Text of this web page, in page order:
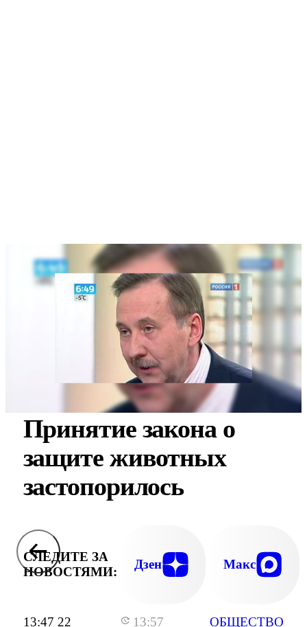
13:47 22
13:57
ОБЩЕСТВО
Принятие закона о
защите животных
застопорилось
СЛЕДИТЕ ЗА
НОВОСТЯМИ:
Дзен Макс